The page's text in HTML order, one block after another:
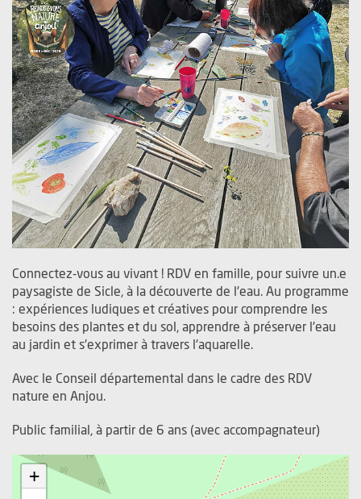
Connectez-vous au vivant ! RDV en famille, pour suivre un.e
paysagiste de Sicle, à la découverte de l'eau. Au programme
: expériences ludiques et créatives pour comprendre les
besoins des plantes et du sol, apprendre à préserver l'eau
au jardin et s'exprimer à travers l'aquarelle.
Avec le Conseil départemental dans le cadre des RDV
nature en Anjou.
Public familial, à partir de 6 ans (avec accompagnateur)
+